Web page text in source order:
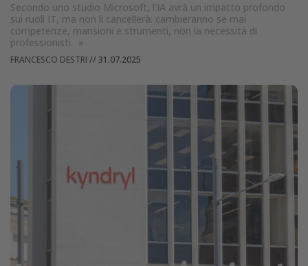
Secondo uno studio Microsoft, l’IA avrà un impatto profondo
sui ruoli IT, ma non li cancellerà: cambieranno se mai
competenze, mansioni e strumenti, non la necessità di
professionisti. »
FRANCESCO DESTRI // 31.07.2025